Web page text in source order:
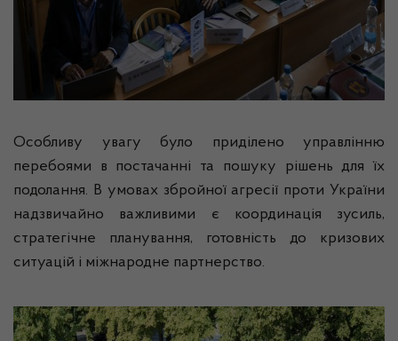
Особливу увагу було приділено управлінню
перебоями в постачанні та пошуку рішень для їх
подолання. В умовах збройної агресії проти України
надзвичайно важливими є координація зусиль,
стратегічне планування, готовність до кризових
ситуацій і міжнародне партнерство.